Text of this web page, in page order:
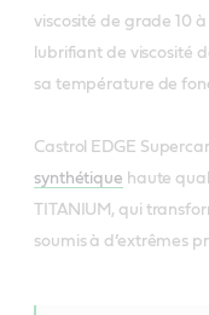
viscosité de grade 10
lubrifiant de viscosité
sa température de
Castrol EDGE
synthétique haute
TITANIUM, qui
soumis à d’extrêmes